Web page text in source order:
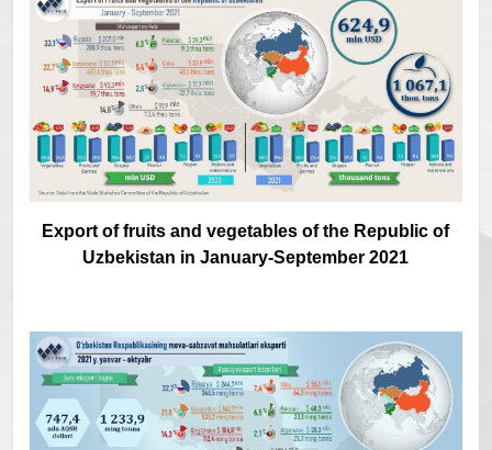
Export of fruits and vegetables of the Republic of
Uzbekistan in January-September 2021